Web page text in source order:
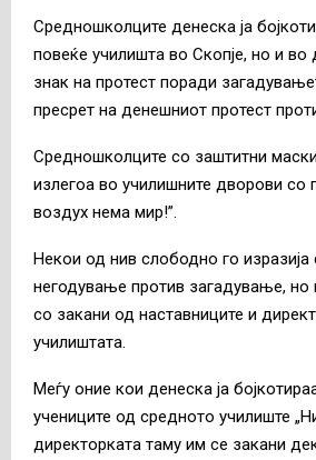
Средношколците денеска ја
повеќе училишта во Скопје, но и во
знак на протест поради
пресрет на денешниот протест
Средношколците со заштитни
излегоа во училишните дворови со
воздух нема мир!”.
Некои од нив слободно го изразија
негодување против загадување, но
со закани од наставниците и
училиштата.
Меѓу оние кои денеска ја
учениците од средното училиште
директорката таму им се закани